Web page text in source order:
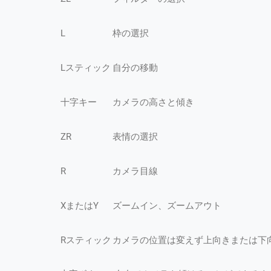
L 枠の選択
Lスティック 自分の移動
十字キー カメラの高さと傾き
ZR 表情の選択
R カメラ目線
XまたはY ズームイン、ズームアウト
Rスティック カメラの位置は変えず上向きまたは下